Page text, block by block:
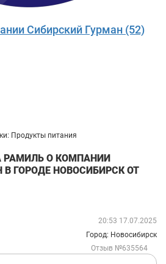
Сибирский Гурман (52)
Продукты питания
РАМИЛЬ О КОМПАНИИ
ГОРОДЕ НОВОСИБИРСК ОТ
20:53 17.07.2025
Город: Новосибирск
Отзыв №635564